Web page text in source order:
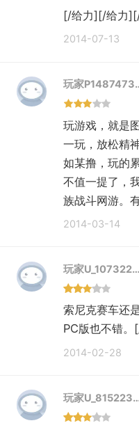
[/给力][/给力
2014-07-13
玩家
玩游戏，就是
一玩，放松精
如某撸，玩的
不值一提了，
2014-03-14
玩家U_107322…
索尼克赛车还
PC版也不错。
2014-02-28
玩家